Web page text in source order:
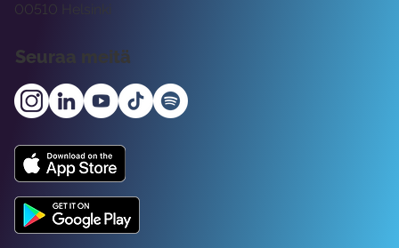
00510 Helsinki
Seuraa meitä